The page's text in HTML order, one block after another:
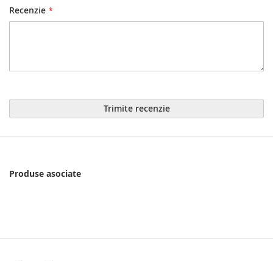
Recenzie
Trimite recenzie
Produse asociate